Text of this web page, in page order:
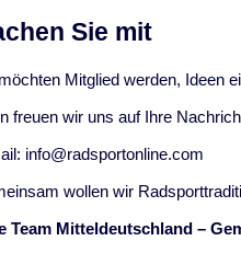
Sie mit
Mitglied werden, Ideen
freuen wir uns auf Ihre
info@radsportonline.com
wollen wir
Team Mitteldeutschland –